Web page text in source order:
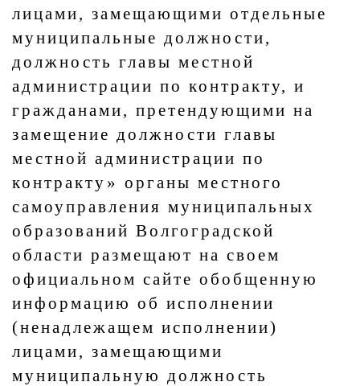
лицами, замещающими отдельные
муниципальные должности,
должность главы местной
администрации по контракту, и
гражданами, претендующими на
замещение должности главы
местной администрации по
контракту» органы местного
самоуправления муниципальных
образований Волгоградской
области размещают на своем
официальном сайте обобщенную
информацию об исполнении
(ненадлежащем исполнении)
лицами, замещающими
муниципальную должность